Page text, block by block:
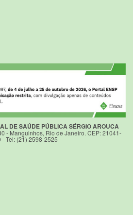
DE SAÚDE PÚBLICA SÉRGIO AROUCA
- Manguinhos, Rio de Janeiro. CEP: 21041-
- Tel: (21) 2598-2525